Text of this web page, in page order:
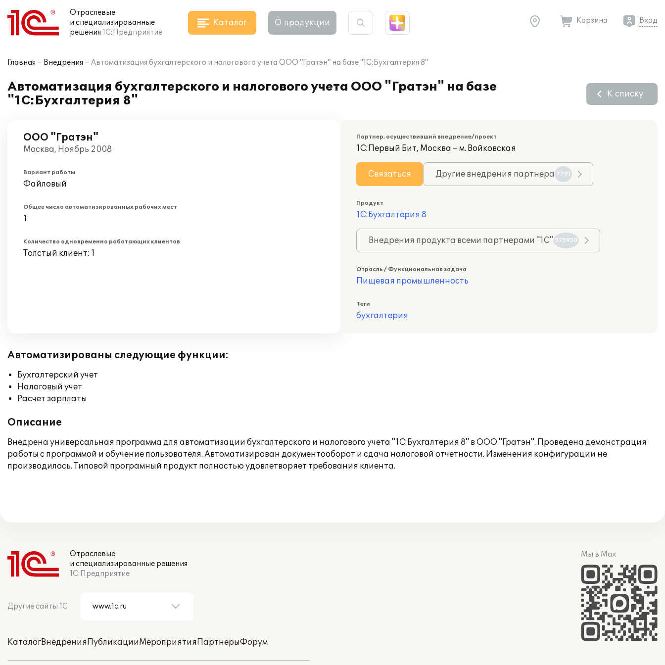
Отраслевые
и специализированные
решения 1С:Предприятие
Каталог О продукции Корзина Вход
Главная Внедрения Автоматизация бухгалтерского и налогового учета ООО "Гратэн" на базе "1С:Бухгалтерия 8"
Автоматизация бухгалтерского и налогового учета ООО "Гратэн" на базе
"1С:Бухгалтерия 8"
К списку
ООО "Гратэн"
Москва, Ноябрь 2008
Вариант работы
Файловый
Общее число автоматизированных рабочих мест
1
Количество одновременно работающих клиентов
Толстый клиент: 1
Партнер, осуществивший внедрение/проект
1С:Первый Бит, Москва – м. Войковская
Связаться Другие внедрения партнера 7791
Продукт
1С:Бухгалтерия 8
Внедрения продукта всеми партнерами "1С" 575930
Отрасль / Функциональная задача
Пищевая промышленность
Теги
бухгалтерия
Автоматизированы следующие функции:
Бухгалтерский учет
Налоговый учет
Расчет зарплаты
Описание
Внедрена универсальная программа для автоматизации бухгалтерского и налогового учета "1С:Бухгалтерия 8" в ООО "Гратэн". Проведена демонстрация
работы с программой и обучение пользователя. Автоматизирован документооборот и сдача налоговой отчетности. Изменения конфигурации не
производилось. Типовой програмный продукт полностью удовлетворяет требования клиента.
Отраслевые
и специализированные решения
1С:Предприятие
Другие сайты 1С
КаталогВнедренияПубликацииМероприятияПартнерыФорум
Мы в Max